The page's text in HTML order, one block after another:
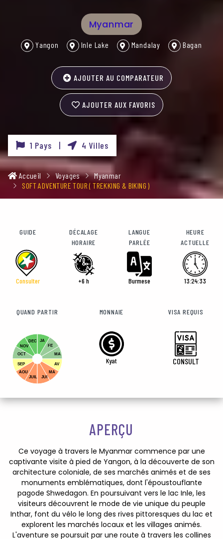
Myanmar
Yangon Inle Lake Mandalay Bagan
AJOUTER AU COMPARATEUR
AJOUTER AUX FAVORIS
1 Pays | 4 Villes
Accueil Voyages
Myanmar
SOFT ADVENTURE TOUR ( TREKKING & BIKING )
GUIDE
Consulter
DÉCALAGE
HORAIRE
+6 h
LANGUE
PARLÉE
Burmese
HEURE
ACTUELLE
13:24:35
QUAND PARTIR
JA
FE
MA
AV
MA
DEC
NOV
OCT
SEP
AOU
JUIL
JUI
MONNAIE
Kyat
VISA REQUIS
CONSULT
APERÇU
Ce voyage à travers le Myanmar commence par une
captivante visite à pied de Yangon, à la découverte de son
architecture coloniale, de ses marchés animés et de ses
monuments emblématiques, dont l'époustouflante
pagode Shwedagon. En poursuivant vers le lac Inle, les
visiteurs découvrent le mode de vie unique du peuple
Inthar, font du vélo le long des rives pittoresques du lac et
explorent les marchés locaux et les villages animés.
L'aventure se poursuit par une route à travers les collines